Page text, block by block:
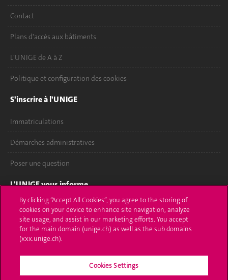
Contact
Plans d'accès aux bâtiments
L'UNIGE de A à Z
Politique et configuration des cookies
S'inscrire à l'UNIGE
Immatriculations
Démarches administratives
Poser une question
L'UNIGE vous informe
UNIGE Mobile
Médias
By clicking “Accept All Cookies”, you agree to the storing of
cookies on your device to enhance site navigation, analyze
site usage, and assist in our marketing efforts. You accept
for the main domain (unige.ch) as well as the sub domains
(xxx.unige.ch).
Cookies Settings